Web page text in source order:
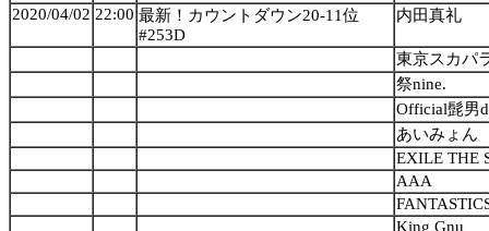
2020/04/02 22:00 最新！カウントダウン20-11位
#253D
内田真礼
東京スカパ
祭nine.
Official髭男
あいみょん
EXILE THE
AAA
King Gnu